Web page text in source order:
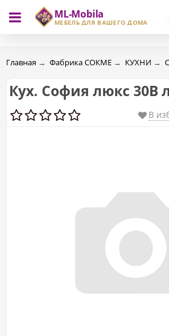
ML-Mobila
МЕБЕЛЬ ДЛЯ ВАШЕГО ДОМА
RU RO
Главная → Фабрика СОКМЕ → КУХНИ →
Кух. София люкс 30В
В